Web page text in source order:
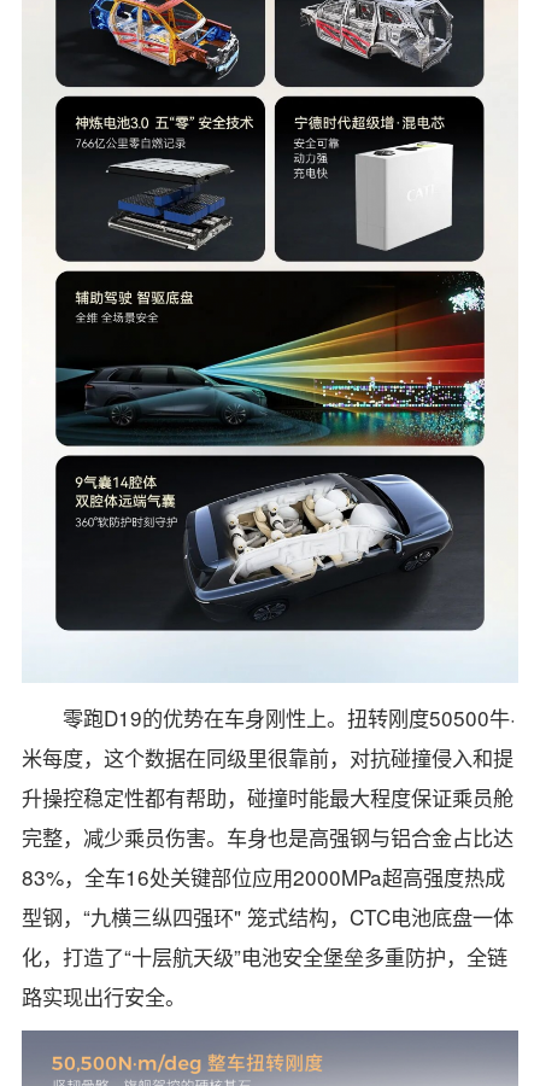
零跑D19的优势在车身刚性上。扭转刚度50500牛·
米每度，这个数据在同级里很靠前，对抗碰撞侵入和提
升操控稳定性都有帮助，碰撞时能最大程度保证乘员舱
完整，减少乘员伤害。车身也是高强钢与铝合金占比达
83%，全车16处关键部位应用2000MPa超高强度热成
型钢，“九横三纵四强环" 笼式结构，CTC电池底盘一体
化，打造了“十层航天级”电池安全堡垒多重防护，全链
路实现出行安全。